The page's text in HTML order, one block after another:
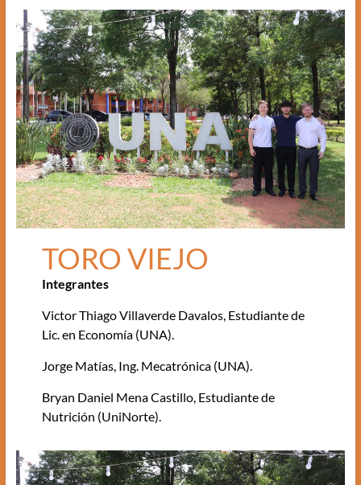
TORO VIEJO
Integrantes
Victor Thiago Villaverde Davalos, Estudiante de
Lic. en Economía (UNA).
Jorge Matías, Ing. Mecatrónica (UNA).
Bryan Daniel Mena Castillo, Estudiante de
Nutrición (UniNorte).